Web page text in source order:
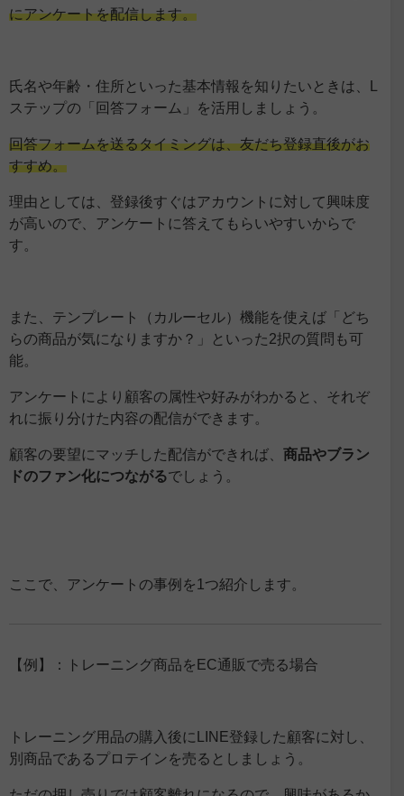
にアンケートを配信します。
氏名や年齢・住所といった基本情報を知りたいときは、L
ステップの「回答フォーム」を活用しましょう。
回答フォームを送るタイミングは、友だち登録直後がお
すすめ。
理由としては、登録後すぐはアカウントに対して興味度
が高いので、アンケートに答えてもらいやすいからで
す。
また、テンプレート（カルーセル）機能を使えば「どち
らの商品が気になりますか？」といった2択の質問も可
能。
アンケートにより顧客の属性や好みがわかると、それぞ
れに振り分けた内容の配信ができます。
顧客の要望にマッチした配信ができれば、 商品やブラン
ドのファン化につながるでしょう。
ここで、アンケートの事例を1つ紹介します。
【例】：トレーニング商品をEC通販で売る場合
トレーニング用品の購入後にLINE登録した顧客に対し、
別商品であるプロテインを売るとしましょう。